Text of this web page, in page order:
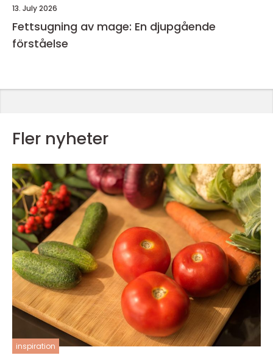
13. July 2026
Fettsugning av mage: En djupgående
förståelse
Fler nyheter
inspiration